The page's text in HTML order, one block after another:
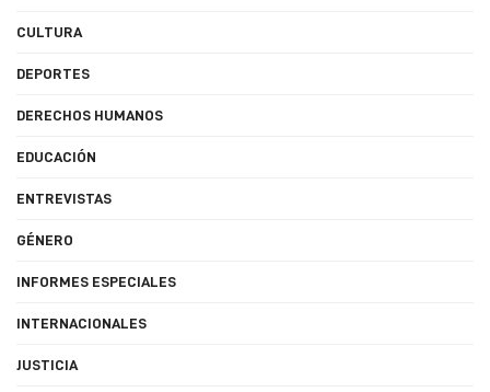
CULTURA
DEPORTES
DERECHOS HUMANOS
EDUCACIÓN
ENTREVISTAS
GÉNERO
INFORMES ESPECIALES
INTERNACIONALES
JUSTICIA